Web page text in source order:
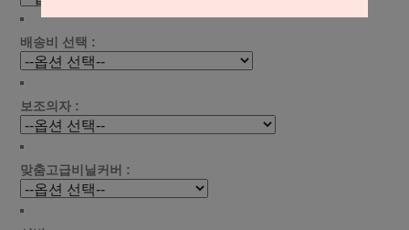
배송비 선택 :
보조의자 :
맞춤고급비닐커버 :